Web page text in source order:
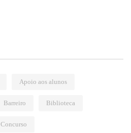
Apoio aos alunos
Barreiro Biblioteca
Concurso